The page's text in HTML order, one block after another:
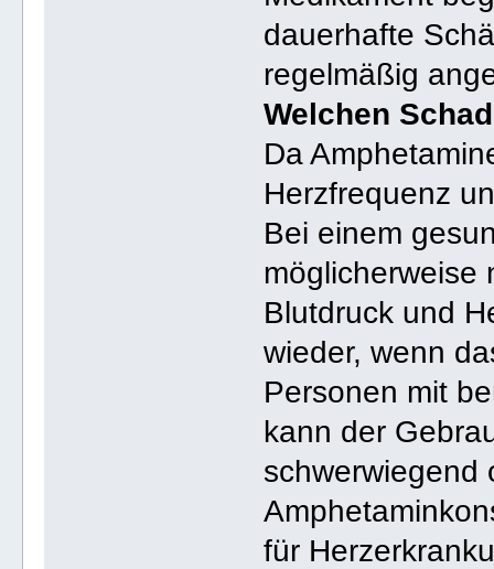
dauerhafte
regelmäßig
Welchen
Da
Herzfrequenz
Bei einem
möglicherweise
Blutdruck und
wieder, wenn
Personen mit
kann der
schwerwiegend
für